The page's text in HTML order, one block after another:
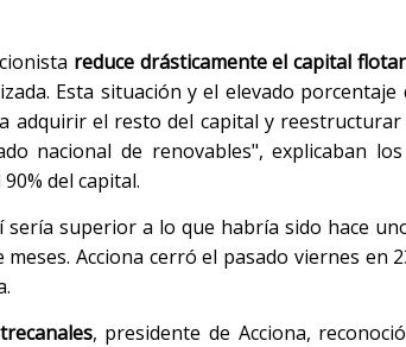
reduce drásticamente el capital
Esta situación y el elevado
adquirir el resto del capital y
nacional de renovables", explicaban
del capital.
superior a lo que habría sido hace
Acciona cerró el pasado viernes en
, presidente de Acciona,